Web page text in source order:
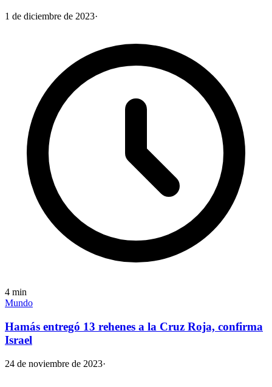
1 de diciembre de 2023·
4 min
Mundo
Hamás entregó 13 rehenes a la Cruz Roja, confirma
Israel
24 de noviembre de 2023·